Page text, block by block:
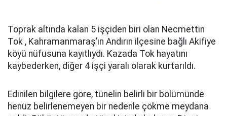
Toprak altında kalan 5 işçiden biri olan Necmettin
Tok , Kahramanmaraş’ın Andırın ilçesine bağlı Akifiye
köyü nüfusuna kayıtlıydı. Kazada Tok hayatını
kaybederken, diğer 4 işçi yaralı olarak kurtarıldı.
Edinilen bilgilere göre, tünelin belirli bir bölümünde
henüz belirlenemeyen bir nedenle çökme meydana